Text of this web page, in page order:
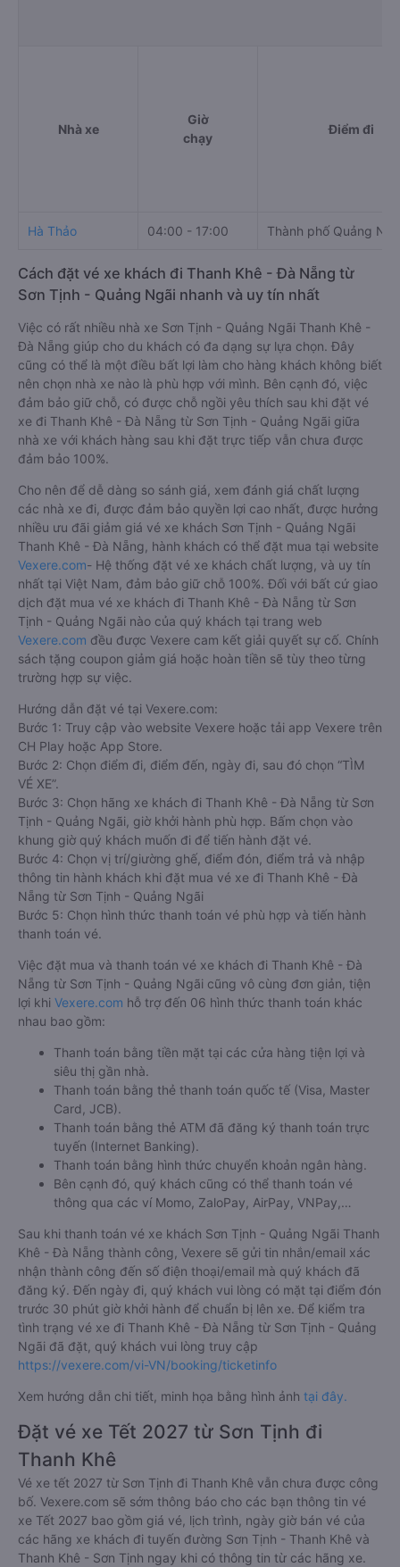
Nhà xe
Giờ
chạy
Điểm đi
Hà Thảo 04:00 - 17:00 Thành phố Quảng
Cách đặt vé xe khách đi Thanh Khê - Đà Nẵng từ
Sơn Tịnh - Quảng Ngãi nhanh và uy tín nhất
Việc có rất nhiều nhà xe Sơn Tịnh - Quảng Ngãi Thanh Khê -
Đà Nẵng giúp cho du khách có đa dạng sự lựa chọn. Đây
cũng có thể là một điều bất lợi làm cho hàng khách không biết
nên chọn nhà xe nào là phù hợp với mình. Bên cạnh đó, việc
đảm bảo giữ chỗ, có được chỗ ngồi yêu thích sau khi đặt vé
xe đi Thanh Khê - Đà Nẵng từ Sơn Tịnh - Quảng Ngãi giữa
nhà xe với khách hàng sau khi đặt trực tiếp vẫn chưa được
đảm bảo 100%.
Cho nên để dễ dàng so sánh giá, xem đánh giá chất lượng
các nhà xe đi, được đảm bảo quyền lợi cao nhất, được hưởng
nhiều ưu đãi giảm giá vé xe khách Sơn Tịnh - Quảng Ngãi
Thanh Khê - Đà Nẵng, hành khách có thể đặt mua tại website
Vexere.com- Hệ thống đặt vé xe khách chất lượng, và uy tín
nhất tại Việt Nam, đảm bảo giữ chỗ 100%. Đối với bất cứ giao
dịch đặt mua vé xe khách đi Thanh Khê - Đà Nẵng từ Sơn
Tịnh - Quảng Ngãi nào của quý khách tại trang web
Vexere.com đều được Vexere cam kết giải quyết sự cố. Chính
sách tặng coupon giảm giá hoặc hoàn tiền sẽ tùy theo từng
trường hợp sự việc.
Hướng dẫn đặt vé tại Vexere.com:
Bước 1: Truy cập vào website Vexere hoặc tải app Vexere trên
CH Play hoặc App Store.
Bước 2: Chọn điểm đi, điểm đến, ngày đi, sau đó chọn “TÌM
VÉ XE”.
Bước 3: Chọn hãng xe khách đi Thanh Khê - Đà Nẵng từ Sơn
Tịnh - Quảng Ngãi, giờ khởi hành phù hợp. Bấm chọn vào
khung giờ quý khách muốn đi để tiến hành đặt vé.
Bước 4: Chọn vị trí/giường ghế, điểm đón, điểm trả và nhập
thông tin hành khách khi đặt mua vé xe đi Thanh Khê - Đà
Nẵng từ Sơn Tịnh - Quảng Ngãi
Bước 5: Chọn hình thức thanh toán vé phù hợp và tiến hành
thanh toán vé.
Việc đặt mua và thanh toán vé xe khách đi Thanh Khê - Đà
Nẵng từ Sơn Tịnh - Quảng Ngãi cũng vô cùng đơn giản, tiện
lợi khi Vexere.com hỗ trợ đến 06 hình thức thanh toán khác
nhau bao gồm:
Thanh toán bằng tiền mặt tại các cửa hàng tiện lợi và
siêu thị gần nhà.
Thanh toán bằng thẻ thanh toán quốc tế (Visa, Master
Card, JCB).
Thanh toán bằng thẻ ATM đã đăng ký thanh toán trực
tuyến (Internet Banking).
Thanh toán bằng hình thức chuyển khoản ngân hàng.
Bên cạnh đó, quý khách cũng có thể thanh toán vé
thông qua các ví Momo, ZaloPay, AirPay, VNPay,…
Sau khi thanh toán vé xe khách Sơn Tịnh - Quảng Ngãi Thanh
Khê - Đà Nẵng thành công, Vexere sẽ gửi tin nhắn/email xác
nhận thành công đến số điện thoại/email mà quý khách đã
đăng ký. Đến ngày đi, quý khách vui lòng có mặt tại điểm đón
trước 30 phút giờ khởi hành để chuẩn bị lên xe. Để kiểm tra
tình trạng vé xe đi Thanh Khê - Đà Nẵng từ Sơn Tịnh - Quảng
Ngãi đã đặt, quý khách vui lòng truy cập
https://vexere.com/vi-VN/booking/ticketinfo
Xem hướng dẫn chi tiết, minh họa bằng hình ảnh tại đây.
Đặt vé xe Tết 2027 từ Sơn Tịnh đi
Thanh Khê
Vé xe tết 2027 từ Sơn Tịnh đi Thanh Khê vẫn chưa được công
bố. Vexere.com sẽ sớm thông báo cho các bạn thông tin vé
xe Tết 2027 bao gồm giá vé, lịch trình, ngày giờ bán vé của
các hãng xe khách đi tuyến đường Sơn Tịnh - Thanh Khê và
Thanh Khê - Sơn Tịnh ngay khi có thông tin từ các hãng xe.